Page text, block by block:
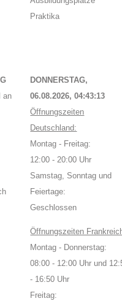
Praktika
an
DONNERSTAG,
06.08.2026, 04:43:13
Öffnungszeiten
Deutschland:
Montag - Freitag:
12:00 - 20:00 Uhr
Samstag, Sonntag und
Feiertage:
Geschlossen
Öffnungszeiten
Montag - Donnerstag:
08:00 - 12:00 Uhr und
- 16:50 Uhr
Freitag: